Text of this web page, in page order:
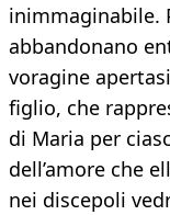
inimmaginabile.
abbandonano
voragine
figlio, che
di Maria per
dell’amore che
nei discepoli